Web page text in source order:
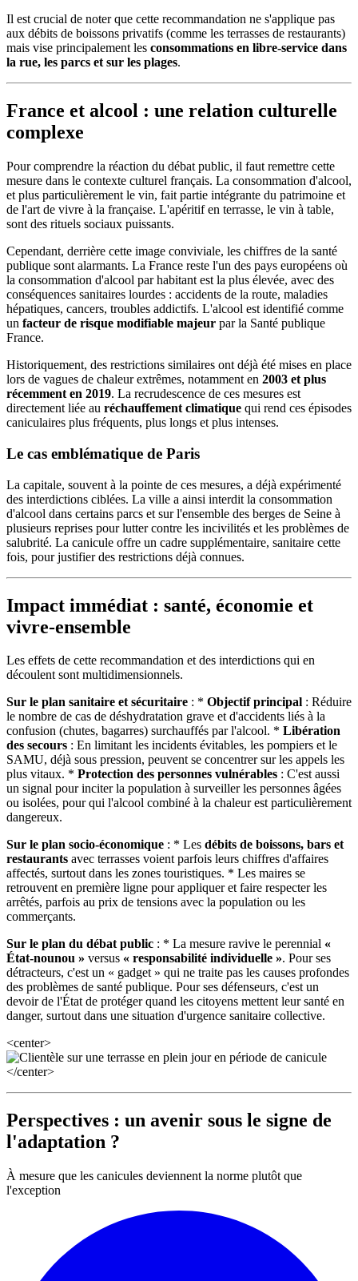
Il est crucial de noter que cette recommandation ne s'applique pas
aux débits de boissons privatifs (comme les terrasses de restaurants)
mais vise principalement les consommations en libre-service dans
la rue, les parcs et sur les plages.
France et alcool : une relation culturelle
complexe
Pour comprendre la réaction du débat public, il faut remettre cette
mesure dans le contexte culturel français. La consommation d'alcool,
et plus particulièrement le vin, fait partie intégrante du patrimoine et
de l'art de vivre à la française. L'apéritif en terrasse, le vin à table,
sont des rituels sociaux puissants.
Cependant, derrière cette image conviviale, les chiffres de la santé
publique sont alarmants. La France reste l'un des pays européens où
la consommation d'alcool par habitant est la plus élevée, avec des
conséquences sanitaires lourdes : accidents de la route, maladies
hépatiques, cancers, troubles addictifs. L'alcool est identifié comme
un facteur de risque modifiable majeur par la Santé publique
France.
Historiquement, des restrictions similaires ont déjà été mises en place
lors de vagues de chaleur extrêmes, notamment en 2003 et plus
récemment en 2019. La recrudescence de ces mesures est
directement liée au réchauffement climatique qui rend ces épisodes
caniculaires plus fréquents, plus longs et plus intenses.
Le cas emblématique de Paris
La capitale, souvent à la pointe de ces mesures, a déjà expérimenté
des interdictions ciblées. La ville a ainsi interdit la consommation
d'alcool dans certains parcs et sur l'ensemble des berges de Seine à
plusieurs reprises pour lutter contre les incivilités et les problèmes de
salubrité. La canicule offre un cadre supplémentaire, sanitaire cette
fois, pour justifier des restrictions déjà connues.
Impact immédiat : santé, économie et
vivre-ensemble
Les effets de cette recommandation et des interdictions qui en
découlent sont multidimensionnels.
Sur le plan sanitaire et sécuritaire : * Objectif principal : Réduire
le nombre de cas de déshydratation grave et d'accidents liés à la
confusion (chutes, bagarres) surchauffés par l'alcool. * Libération
des secours : En limitant les incidents évitables, les pompiers et le
SAMU, déjà sous pression, peuvent se concentrer sur les appels les
plus vitaux. * Protection des personnes vulnérables : C'est aussi
un signal pour inciter la population à surveiller les personnes âgées
ou isolées, pour qui l'alcool combiné à la chaleur est particulièrement
dangereux.
Sur le plan socio-économique : * Les débits de boissons, bars et
restaurants avec terrasses voient parfois leurs chiffres d'affaires
affectés, surtout dans les zones touristiques. * Les maires se
retrouvent en première ligne pour appliquer et faire respecter les
arrêtés, parfois au prix de tensions avec la population ou les
commerçants.
Sur le plan du débat public : * La mesure ravive le perennial «
État-nounou » versus « responsabilité individuelle ». Pour ses
détracteurs, c'est un « gadget » qui ne traite pas les causes profondes
des problèmes de santé publique. Pour ses défenseurs, c'est un
devoir de l'État de protéger quand les citoyens mettent leur santé en
danger, surtout dans une situation d'urgence sanitaire collective.
<center>
</center>
Perspectives : un avenir sous le signe de
l'adaptation ?
À mesure que les canicules deviennent la norme plutôt que
l'exception